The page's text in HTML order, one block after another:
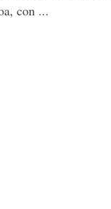
con ...